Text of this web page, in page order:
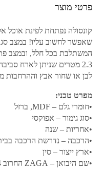
פרטי מוצר
קונסולה נפתחת לפינת אוכל
שאפשר לחשוב עליו! במצב
המשתלבת בכל חלל, ובמצב
לבן או שחור אבץ וההרחבות
מפרט טכני:
•חומרי גלם – MDF, ברזל
•סוג גימור – אפוקסי
•אחריות – שנה
•הרכבה – נדרשת הרכבה
•ארץ ייצור – סין
•שם היבואן – ZAGA החרוב 4, א.ת. חבל מודיעין